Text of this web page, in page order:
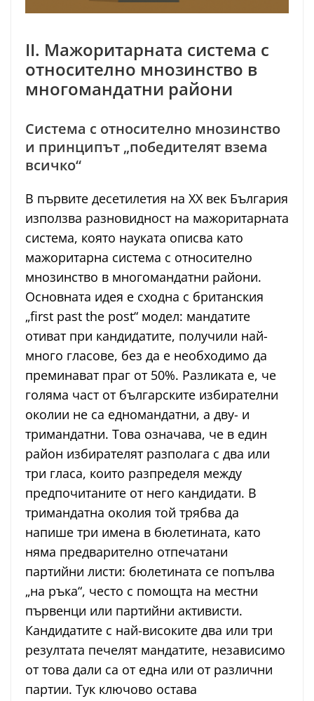
II. Мажоритарната система с
относително мнозинство в
многомандатни райони
Система с относително мнозинство
и принципът „победителят взема
всичко“
В първите десетилетия на XX век България
използва разновидност на мажоритарната
система, която науката описва като
мажоритарна система с относително
мнозинство в многомандатни райони.
Основната идея е сходна с британския
„first past the post“ модел: мандатите
отиват при кандидатите, получили най-
много гласове, без да е необходимо да
преминават праг от 50%. Разликата е, че
голяма част от българските избирателни
околии не са едномандатни, а дву- и
тримандатни. Това означава, че в един
район избирателят разполага с два или
три гласа, които разпределя между
предпочитаните от него кандидати. В
тримандатна околия той трябва да
напише три имена в бюлетината, като
няма предварително отпечатани
партийни листи: бюлетината се попълва
„на ръка“, често с помощта на местни
първенци или партийни активисти.
Кандидатите с най-високите два или три
резултата печелят мандатите, независимо
от това дали са от една или от различни
партии. Тук ключово остава